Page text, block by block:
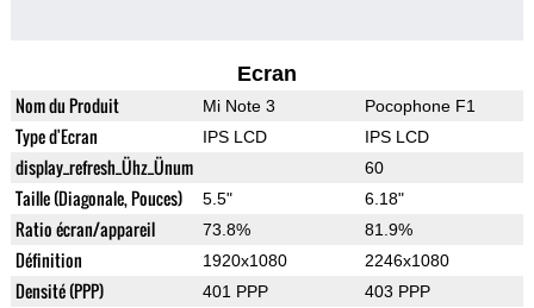
Ecran
Nom du Produit Mi Note 3 Pocophone F1
Type d'Ecran IPS LCD IPS LCD
display_refresh_Ühz_Ünum 60
Taille (Diagonale, Pouces) 5.5" 6.18"
Ratio écran/appareil 73.8% 81.9%
Définition 1920x1080 2246x1080
Densité (PPP) 401 PPP 403 PPP